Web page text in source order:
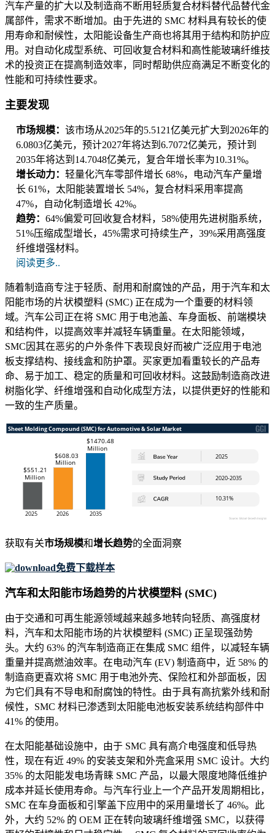
汽车产量的扩大以及制造商不断用轻质复合材料替代品替代金
属部件，需求不断增加。由于先进的 SMC 材料具有较长的使
用寿命和耐候性，太阳能设备生产商也将其用于结构和防护应
用。对自动化成型系统、可回收复合材料和高性能玻璃纤维技
术的投资正在提高制造效率，同时帮助供应商满足不断变化的
性能和可持续性要求。
主要发现
市场规模： 该市场从2025年的5.5121亿美元扩大到2026年的
6.0803亿美元，预计2027年将达到6.7072亿美元，预计到
2035年将达到14.7048亿美元，复合年增长率为10.31%。
增长动力： 轻量化汽车零部件增长 68%，电动汽车产量增
长 61%，太阳能装置增长 54%，复合材料采用率提高
47%，自动化制造增长 42%。
趋势： 64%偏爱可回收复合材料，58%使用先进树脂系统，
51%压缩成型增长，45%需求可持续生产，39%采用高强度
纤维增强材料。
阅读更多..
随着制造商专注于轻质、耐用和耐腐蚀的产品，用于汽车和太
阳能市场的片状模塑料 (SMC) 正在成为一个重要的材料领
域。汽车公司正在将 SMC 用于电池盖、车身面板、前端模块
和结构件，以提高效率并减轻车辆重量。在太阳能领域，
SMC因其在恶劣的户外条件下表现良好而被广泛应用于电池
板支撑结构、接线盒和防护罩。买家更加看重较长的产品寿
命、易于加工、稳定的质量和可回收材料。这鼓励制造商改进
树脂化学、纤维增强和自动化成型方法，以提供更好的性能和
一致的生产质量。
获取有关市场规模和增长趋势的全面洞察
免费下载样本
汽车和太阳能市场趋势的片状模塑料 (SMC)
由于交通和可再生能源领域越来越多地转向轻质、高强度材
料，汽车和太阳能市场的片状模塑料 (SMC) 正呈现强劲势
头。大约 63% 的汽车制造商正在集成 SMC 组件，以减轻车辆
重量并提高燃油效率。在电动汽车 (EV) 制造商中，近 58% 的
制造商更喜欢将 SMC 用于电池外壳、保险杠和外部面板，因
为它们具有不导电和耐腐蚀的特性。由于具有高抗紫外线和耐
候性，SMC 材料已渗透到太阳能电池板安装系统结构部件中
41% 的使用。
在太阳能基础设施中，由于 SMC 具有高介电强度和低导热
性，现在有近 49% 的安装支架和外壳盒采用 SMC 设计。大约
35% 的太阳能发电场青睐 SMC 产品，以最大限度地降低维护
成本并延长使用寿命。与汽车行业上一个产品开发周期相比，
SMC 在车身面板和引擎盖下应用中的采用量增长了 46%。此
外，大约 52% 的 OEM 正在转向玻璃纤维增​​强 SMC，以获得